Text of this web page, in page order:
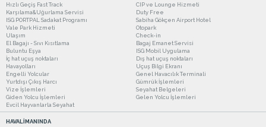
Hızlı Geçiş Fast Track
CIP ve Lounge Hizmeti
Karşılama&Uğurlama Servisi
Duty Free
ISG PORTPAL Sadakat Programı
Sabiha Gökçen Airport Hotel
Vale Park Hizmeti
Otopark
Ulaşım
Check-in
El Bagajı - Sıvı Kısıtlama
Bagaj Emanet Servisi
Buluntu Eşya
ISG Mobil Uygulama
İç hat uçuş noktaları
Dış hat uçuş noktaları
Havayolları
Uçuş Bilgi Ekranı
Engelli Yolcular
Genel Havacılık Terminali
Yurtdışı Çıkış Harcı
Gümrük İşlemleri
Vize İşlemleri
Seyahat Belgeleri
Giden Yolcu İşlemleri
Gelen Yolcu İşlemleri
Evcil Hayvanlarla Seyahat
HAVALİMANINDA